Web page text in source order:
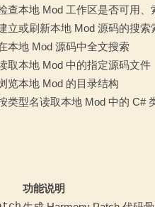
查本地 Mod 工作区是否可用、
立或刷新本地 Mod 源码的搜索
本地 Mod 源码中全文搜索
取本地 Mod 中的指定源码文件
览本地 Mod 的目录结构
类型名读取本地 Mod 中的 C#
功能说明